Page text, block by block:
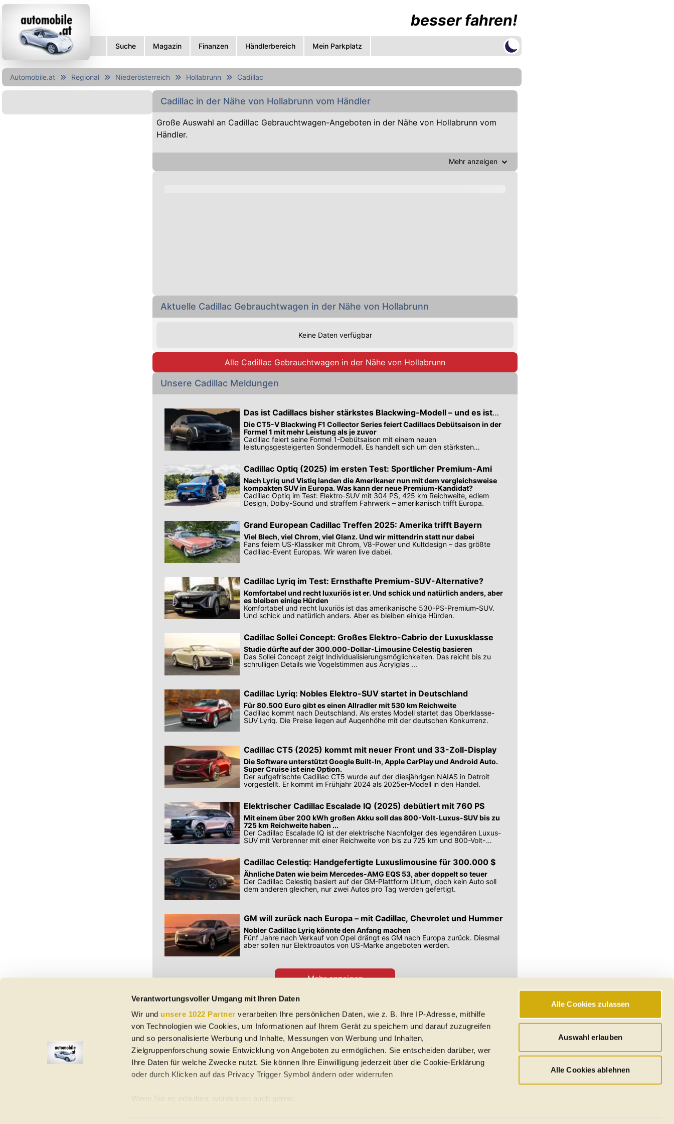
Verantwortungsvoller Umgang mit Ihren Daten
Wir und unsere 1022 Partner verarbeiten Ihre persönlichen Daten, wie z. B. Ihre IP-Adresse, mithilfe
von Technologien wie Cookies, um Informationen auf Ihrem Gerät zu speichern und darauf zuzugreifen
und so personalisierte Werbung und Inhalte, Messungen von Werbung und Inhalten,
Zielgruppenforschung sowie Entwicklung von Angeboten zu ermöglichen. Sie entscheiden darüber, wer
Ihre Daten für welche Zwecke nutzt. Sie können Ihre Einwilligung jederzeit über die Cookie-Erklärung
oder durch Klicken auf das Privacy Trigger Symbol ändern oder widerrufen
Wenn Sie es erlauben, würden wir auch gerne:
Alle Cookies zulassen
Auswahl erlauben
Alle Cookies ablehnen
besser fahren!
Suche Magazin Finanzen Händlerbereich Mein Parkplatz
Automobile.at Regional Niederösterreich Hollabrunn Cadillac
Cadillac in der Nähe von Hollabrunn vom Händler
Große Auswahl an Cadillac Gebrauchtwagen-Angeboten in der Nähe von Hollabrunn vom
Händler.
Mehr anzeigen
Aktuelle Cadillac Gebrauchtwagen in der Nähe von Hollabrunn
Keine Daten verfügbar
Alle Cadillac Gebrauchtwagen in der Nähe von Hollabrunn
Unsere Cadillac Meldungen
Das ist Cadillacs bisher stärkstes Blackwing-Modell – und es ist
ein Handschalter
Die CT5-V Blackwing F1 Collector Series feiert Cadillacs Debütsaison in der
Formel 1 mit mehr Leistung als je zuvor
Cadillac feiert seine Formel 1-Debütsaison mit einem neuen
leistungsgesteigerten Sondermodell. Es handelt sich um den stärksten
Cadillac Optiq (2025) im ersten Test: Sportlicher Premium-Ami
Nach Lyriq und Vistiq landen die Amerikaner nun mit dem vergleichsweise
kompakten SUV in Europa. Was kann der neue Premium-Kandidat?
Cadillac Optiq im Test: Elektro-SUV mit 304 PS, 425 km Reichweite, edlem
Design, Dolby-Sound und straffem Fahrwerk – amerikanisch trifft Europa.
Grand European Cadillac Treffen 2025: Amerika trifft Bayern
Viel Blech, viel Chrom, viel Glanz. Und wir mittendrin statt nur dabei
Fans feiern US-Klassiker mit Chrom, V8-Power und Kultdesign – das größte
Cadillac-Event Europas. Wir waren live dabei.
Cadillac Lyriq im Test: Ernsthafte Premium-SUV-Alternative?
Komfortabel und recht luxuriös ist er. Und schick und natürlich anders, aber
es bleiben einige Hürden
Komfortabel und recht luxuriös ist das amerikanische 530-PS-Premium-SUV.
Und schick und natürlich anders. Aber es bleiben einige Hürden.
Cadillac Sollei Concept: Großes Elektro-Cabrio der Luxusklasse
Studie dürfte auf der 300.000-Dollar-Limousine Celestiq basieren
Das Sollei Concept zeigt Individualisierungsmöglichkeiten. Das reicht bis zu
schrulligen Details wie Vogelstimmen aus Acrylglas ...
Cadillac Lyriq: Nobles Elektro-SUV startet in Deutschland
Für 80.500 Euro gibt es einen Allradler mit 530 km Reichweite
Cadillac kommt nach Deutschland. Als erstes Modell startet das Oberklasse-
SUV Lyriq. Die Preise liegen auf Augenhöhe mit der deutschen Konkurrenz.
Cadillac CT5 (2025) kommt mit neuer Front und 33-Zoll-Display
Die Software unterstützt Google Built-In, Apple CarPlay und Android Auto.
Super Cruise ist eine Option.
Der aufgefrischte Cadillac CT5 wurde auf der diesjährigen NAIAS in Detroit
vorgestellt. Er kommt im Frühjahr 2024 als 2025er-Modell in den Handel.
Elektrischer Cadillac Escalade IQ (2025) debütiert mit 760 PS
Mit einem über 200 kWh großen Akku soll das 800-Volt-Luxus-SUV bis zu
725 km Reichweite haben ...
Der Cadillac Escalade IQ ist der elektrische Nachfolger des legendären Luxus-
SUV mit Verbrenner mit einer Reichweite von bis zu 725 km und 800-Volt-
Cadillac Celestiq: Handgefertigte Luxuslimousine für 300.000 $
Ähnliche Daten wie beim Mercedes-AMG EQS 53, aber doppelt so teuer
Der Cadillac Celestiq basiert auf der GM-Plattform Ultium, doch kein Auto soll
dem anderen gleichen, nur zwei Autos pro Tag werden gefertigt.
GM will zurück nach Europa – mit Cadillac, Chevrolet und Hummer
Nobler Cadillac Lyriq könnte den Anfang machen
Fünf Jahre nach Verkauf von Opel drängt es GM nach Europa zurück. Diesmal
aber sollen nur Elektroautos von US-Marke angeboten werden.
Mehr anzeigen
Preisangaben in den Meldungen gelten für Deutschland. Quelle: Auto-News
Vorbehaltlich Irrtümer, Schreibfehler und Zwischenverkauf. Hinweis: Technische Daten, Verbrauchswerte, Reichweiten
etc. beziehen sich auf EU-Normen sowie auf Neuwagen. automobile.at übernimmt entsprechend den
Nutzungsbedingungen keine Gewähr für die Richtigkeit der Angaben.